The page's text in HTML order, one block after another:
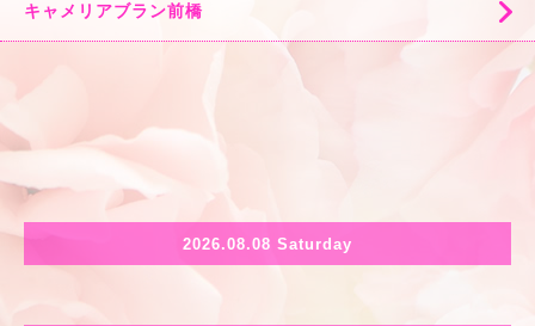
キャメリアブラン前橋
2026.08.08 Saturday